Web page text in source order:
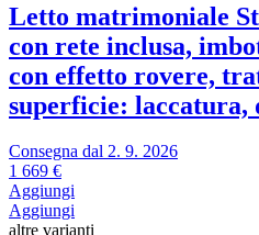
Letto matrimoniale
con rete inclusa,
con effetto rovere,
superficie: laccatura,
Consegna dal 2. 9. 2026
1 669 €
Aggiungi
Aggiungi
altre varianti